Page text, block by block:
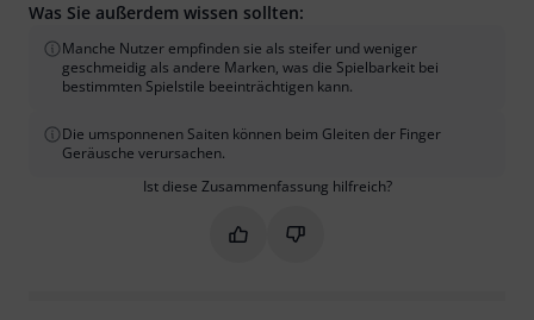
Was Sie außerdem wissen sollten:
Manche Nutzer empfinden sie als steifer und weniger
geschmeidig als andere Marken, was die Spielbarkeit bei
bestimmten Spielstile beeinträchtigen kann.
Die umsponnenen Saiten können beim Gleiten der Finger
Geräusche verursachen.
Ist diese Zusammenfassung hilfreich?
Markieren Sie diese
Markieren Sie diese